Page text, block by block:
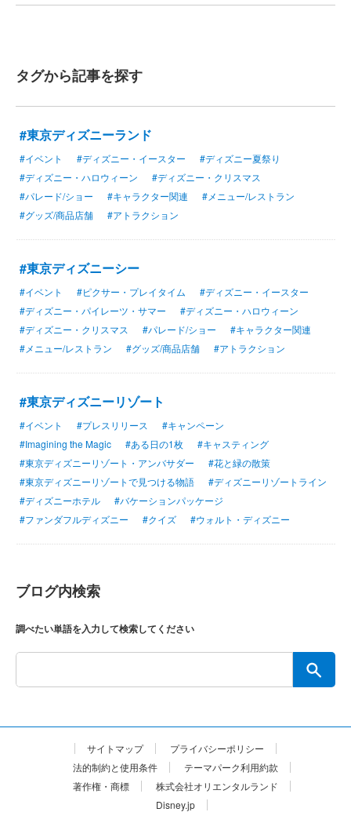
タグから記事を探す
#東京ディズニーランド
#イベント #ディズニー・イースター
#ディズニー夏祭り
#ディズニー・ハロウィーン
#ディズニー・クリスマス
#パレード/ショー
#キャラクター関連
#メニュー/レストラン
#グッズ/商品店舗
#アトラクション
#東京ディズニーシー
#イベント #ピクサー・プレイタイム
#ディズニー・イースター
#ディズニー・パイレーツ・サマー
#ディズニー・ハロウィーン
#ディズニー・クリスマス
#パレード/ショー
#キャラクター関連
#メニュー/レストラン
#グッズ/商品店舗 #アトラクション
#東京ディズニーリゾート
#イベント #プレスリリース
#キャンペーン
#Imagining the Magic
#ある日の1枚
#キャスティング
#東京ディズニーリゾート・アンバサダー
#花と緑の散策
#東京ディズニーリゾートで見つける物語
#ディズニーリゾートライン
#ディズニーホテル
#バケーションパッケージ
#ファンダフルディズニー
#クイズ #ウォルト・ディズニー
ブログ内検索
調べたい単語を入力して検索してください
サイトマップ
プライバシーポリシー
法的制約と使用条件
テーマパーク利用約款
著作権・商標
株式会社オリエンタルランド
Disney.jp